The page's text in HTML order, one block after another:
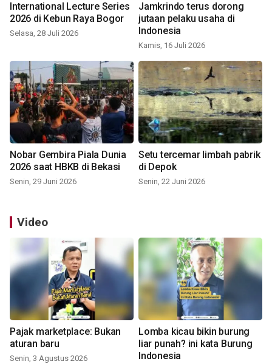
International Lecture Series
2026 di Kebun Raya Bogor
Selasa, 28 Juli 2026
Jamkrindo terus dorong
jutaan pelaku usaha di
Indonesia
Kamis, 16 Juli 2026
Nobar Gembira Piala Dunia
2026 saat HBKB di Bekasi
Senin, 29 Juni 2026
Setu tercemar limbah pabrik
di Depok
Senin, 22 Juni 2026
Video
Pajak marketplace: Bukan
aturan baru
Senin, 3 Agustus 2026
Lomba kicau bikin burung
liar punah? ini kata Burung
Indonesia